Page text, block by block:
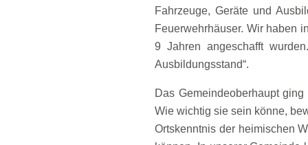
Fahrzeuge, Geräte und
Feuerwehrhäuser. Wir haben
9 Jahren angeschafft
Ausbildungsstand“.
Das Gemeindeoberhaupt
Wie wichtig sie sein könne,
Ortskenntnis der heimischen